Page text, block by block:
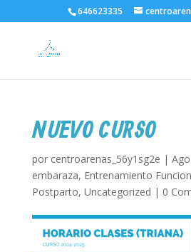
646623335
NUEVO CURSO
por centroarenas_56y1sg2e |
embaraza, Entrenamiento
Postparto, Uncategorized | 0